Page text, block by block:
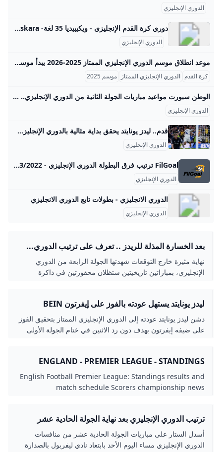
الدوري الإنجليزي
دوري كرة القدم الإنجليزي - ويكيبيديا 35 لغة- Български বাংলা Bosanski Čeština Deutsch Ελληνικά English Español Eesti Euskara فارسی Suomi עברית Magyar Bahasa Indonesia Íslenska Italiano 한
الدوري الإنجليزي
موعد انطلاق موسم الدوري الإنجليزي الممتاز 2025-2026 يبدأ موسم الدوري الإنجليزي الممتاز 2025-2026 يوم الجمعة 15 أغسطس 2025 بمباراة افتتاحية تجمع بين ليفربول، حامل اللقب، وفريق بورنموث على ملعب أنفيلد. هذا الموعد يمثل انطلاقة مثيرة لموسم جديد من المنافسة القوية على لقب الدوري، بعد تتويج ليفربول بلقبه العشرين في الموسم السابق. يتألف الموسم من 33 جولة تُقام خلال عطلات نهاية الأسبوع بالإضافة إلى خمس جولات أخرى تُلعب في أيام الأسبوع، ما يجعل إجمالي مباريات الموسم 380 مباراة. وتُختتم الجولة الأخيرة من المباريات في يوم الأحد 24 مايو 2026 حيث تُقام كل المباريات في توقيت واحد، وهذا الأسلوب يضيف إثارة خاصة للمنافسة على المراكز المتقدمة والتفادي من الهبوط.
كرة القدم الدوري الإنجليزي الممتاز موسم 2025
الوطن سبورت مواعيد مباريات الجولة الثانية من الدوري الإنجليزي.. موقف صلاح ومرموش تستعد أندية الدوري الإنجليزي الممتاز لخوض مباريات الجولة الثانية من الدوري الإنجليزي الممتاز المقرر انطلاقها يوم 22 أغسطس الجاري. د. أحمد محمود رئيس التحرير: مصطفى عمار د.أحمد محمود رئيس التحرير: مصطفى عمار وست هام يونايتد ضد تشيلسي 22 أغسطس عند تمام الساعة 10:00 مساءً مانشستر سيتي ضد توتنهام 23 أغسطس عند تمام الساعة 2:30 مساءً بورنموث ضد وولفرهامبتون 23 أغسطس عند تمام الساعة 5:00 مساءً برينتفورد ضد أستون فيلا 23 أغسطس عند تمام الساعة 5:00 مساءً
الدوري الإنجليزي
قدم.. ليدز يونايتد يحقق بداية مثالية بالدوري الإنجليزي الممتاز ‘بالفوز على إيفرتون بهدف دون رد، في ختام منافسات الجولة الأولى للمسابقة، وظهور أول لجاك غريليش مع “التوفيز”.. - Anadolu Ajansı’ بالفوز على إيفرتون بهدف دون رد، في ختام منافسات الجولة الأولى للمسابقة، وظهور أول لجاك غريليش مع “التوفيز”.. Ahmed Hassan |19.08.2025 - محدث : 19.08.2025 إسطنبول / أحمد حسن / الأناضول حقق فريق ليدز يونايتد، الصاعد حديثا للدوري الإنجليزي الممتاز لكرة القدم، بداية مثالية في المسابقة، بعدما تغلب على ضيفه إيفرتون بهدف دون رد، الاثنين، على ملعب “إيلاند رود”، في ختام الجولة الأولى.
الدوري الإنجليزي
FilGoal ترتيب فرق البطولة الدوري الإنجليزي - 2023/2022 ترتيب فرق البطولة الدوري الإنجليزي - 2023/2022 الرئيسية أخبار مباريات ميركاتو فانتازي في الجول مسابقة التوقعات فيديوهات عدسات آراء حرة ركن الألعاب الدوري المصري الدوري الإنجليزي الممتاز الدوري الإسباني الدوري الإيطالي الدوري الفرنسي الدوري الألماني الدوري السعودي للمحترفين دوري أبطال إفريقيا كأس الكونفدرالية دوري أبطال أوروبا كل البطولات الكرة المصرية الدوري المصري الكرة الأوروبية الكرة الإفريقية منتخب مصر سعودي في الجول الدوري الإنجليزي الدوري الإسباني دوري أبطال أوروبا القسم الثاني
الدوري الإنجليزي
الدوري الانجليزي - بطولات تابع الدوري الانجليزي
الدوري الإنجليزي
بعد الخسارة المذلة للريدز .. تعرف على ترتيب الدوري...
نهاية مثيرة خارج التوقعات شهدتها الجولة الرابعة من الدوري
الإنجليزي، بمباراتين تاريخيتين ستظلان محفورتين في ذاكرة
ليدز يونايتد يستهل عودته بالفوز على إيفرتون BEIN
SPORTS
دشن ليدز يونايتد عودته إلى الدوري الإنجليزي الممتاز بتحقيق الفوز
على ضيفه إيفرتون بهدف دون رد الاثنين في ختام الجولة الأولى
ENGLAND - PREMIER LEAGUE - STANDINGS
RESULTS MATCH SCHEDULE SOCCER NEWS -
FOOTBALL LIVESCORE STANDINGS RESULTS
English Football Premier League: Standings results and
match schedule Scorers championship news
ترتيب الدوري الإنجليزي بعد نهاية الجولة الحادية عشر
رياضة النهار
أسدل الستار على مباريات الجولة الحادية عشر من منافسات
الدوري الإنجليزي مساء اليوم الأحد بابتعاد نادي ليفربول بالصدارة